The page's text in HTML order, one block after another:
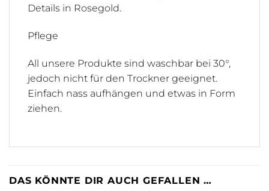
Details in Rosegold.
Pflege
All unsere Produkte sind waschbar bei 30°,
jedoch nicht für den Trockner geeignet.
Einfach nass aufhängen und etwas in Form
ziehen.
DAS KÖNNTE DIR AUCH GEFALLEN …